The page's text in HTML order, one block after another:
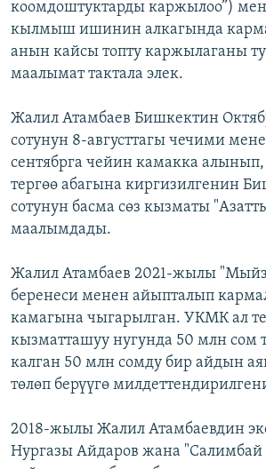
коомдоштуктарды каржылоо”)
кылмыш ишинин алкагында
анын кайсы топту каржылаганы
маалымат тактала элек.
Жалил Атамбаев Бишкектин
сотунун 8-августтагы чечими
сентябрга чейин камакка
тергөө абагына киргизилгенин
сотунун басма сөз кызматы
маалымдады.
Жалил Атамбаев 2021-жылы
беренеси менен айыпталып
камагына чыгарылган. УКМК ал
кызматташуу нугунда 50 млн сом
калган 50 млн сомду бир айдын
төлөп берүүгө
2018-жылы Жалил Атамбаевдин
Нургазы Айдаров жана "Салимбай